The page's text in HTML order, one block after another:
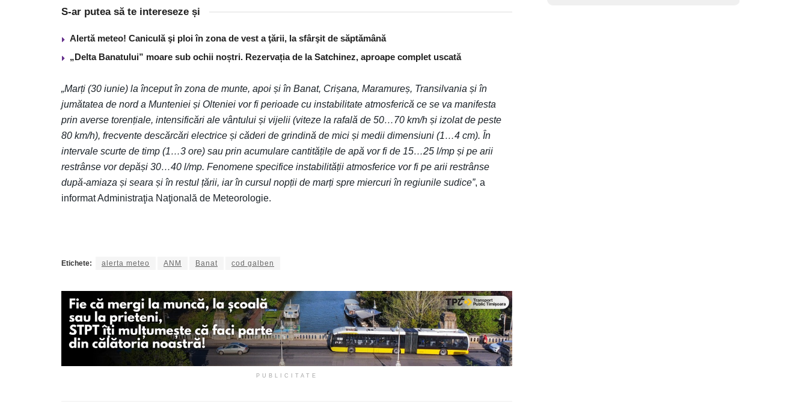
S-ar putea să te intereseze și
Alertă meteo! Caniculă şi ploi în zona de vest a ţării, la sfârşit de săptămână
„Delta Banatului” moare sub ochii noștri. Rezervația de la Satchinez, aproape complet uscată
„Marți (30 iunie) la început în zona de munte, apoi și în Banat, Crișana, Maramureș, Transilvania și în
jumătatea de nord a Munteniei și Olteniei vor fi perioade cu instabilitate atmosferică ce se va manifesta
prin averse torențiale, intensificări ale vântului și vijelii (viteze la rafală de 50…70 km/h și izolat de peste
80 km/h), frecvente descărcări electrice și căderi de grindină de mici și medii dimensiuni (1…4 cm). În
intervale scurte de timp (1…3 ore) sau prin acumulare cantitățile de apă vor fi de 15…25 l/mp și pe arii
restrânse vor depăși 30…40 l/mp. Fenomene specifice instabilității atmosferice vor fi pe arii restrânse
după-amiaza și seara și în restul țării, iar în cursul nopții de marți spre miercuri în regiunile sudice”, a
informat Administraţia Naţională de Meteorologie.
Etichete: alerta meteo ANM Banat cod galben
PUBLICITATE